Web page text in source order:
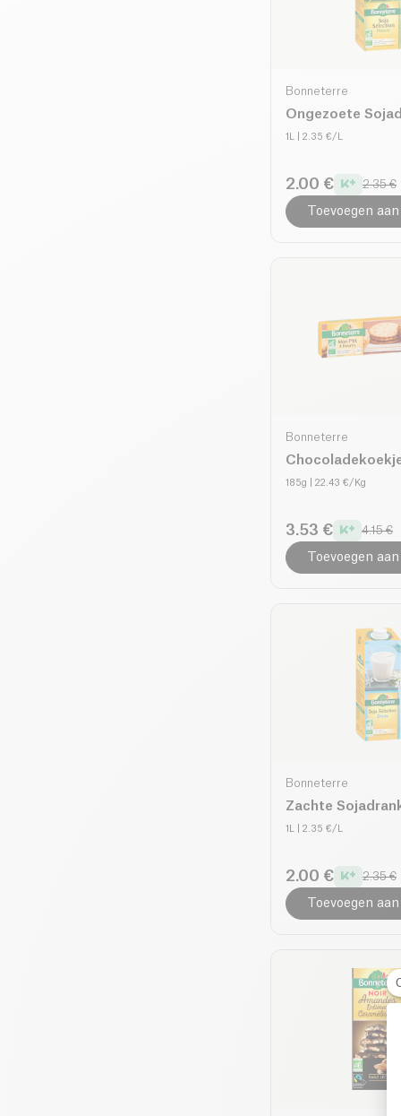
Bonneterre
Ongezoete
1L | 2.35 €/L
2.00 € 2.35 €
Toevoegen
Bonneterre
185g | 22.43 €/Kg
3.53 € 4.15 €
Toevoegen
Bonneterre
Zachte
1L | 2.35 €/L
2.00 € 2.35 €
Toevoegen